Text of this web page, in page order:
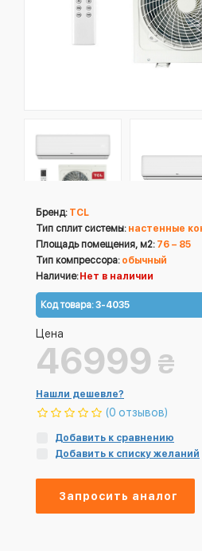
Бренд: TCL
Тип сплит системы: настенные
Площадь помещения, м2: 76 – 85
Тип компрессора: обычный
Наличие: Нет в наличии
Код товара:3-4035
Цена
46999 ₴
Нашли дешевле?
(0 отзывов)
Добавить к сравнению
Добавить к списку желаний
Запросить аналог